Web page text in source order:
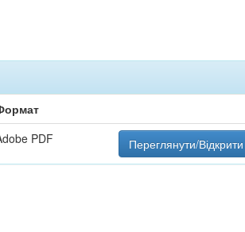
PDF Переглянути/Відкрити